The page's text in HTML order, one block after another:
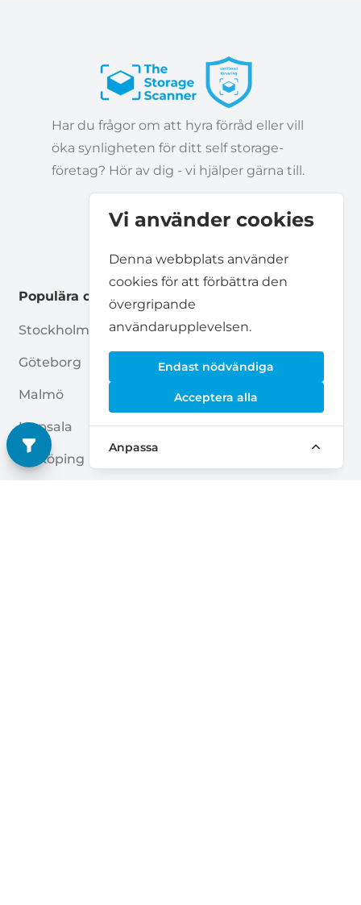
Vi använder cookies
Denna webbplats använder
cookies för att förbättra den
övergripande
användarupplevelsen.
Endast nödvändiga
Acceptera alla
Anpassa
Har du frågor om att hyra förråd eller vill
öka synligheten för ditt self storage-
företag? Hör av dig - vi hjälper gärna till.
Populära orter
Stockholm
Göteborg
Malmö
Uppsala
Linköping
Jönköping
Helsingborg
Huddinge